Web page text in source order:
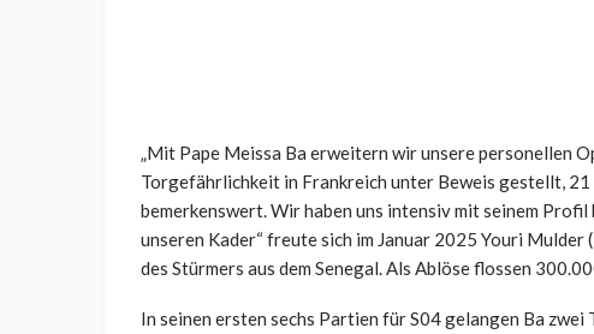
„Mit Pape Meissa Ba erweitern wir unsere personellen
Torgefährlichkeit in Frankreich unter Beweis gestellt,
bemerkenswert. Wir haben uns intensiv mit seinem
unseren Kader“ freute sich im Januar 2025 Youri
des Stürmers aus dem Senegal. Als Ablöse flossen
In seinen ersten sechs Partien für S04 gelangen Ba